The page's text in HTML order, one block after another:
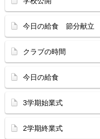
今日の給食 節分献立
クラブの時間
今日の給食
3学期始業式
2学期終業式